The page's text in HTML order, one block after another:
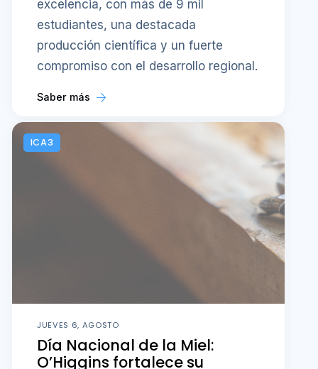
excelencia, con más de 9 mil
estudiantes, una destacada
producción científica y un fuerte
compromiso con el desarrollo regional.
Saber más
ICA3
JUEVES 6, AGOSTO
Día Nacional de la Miel:
O’Higgins fortalece su